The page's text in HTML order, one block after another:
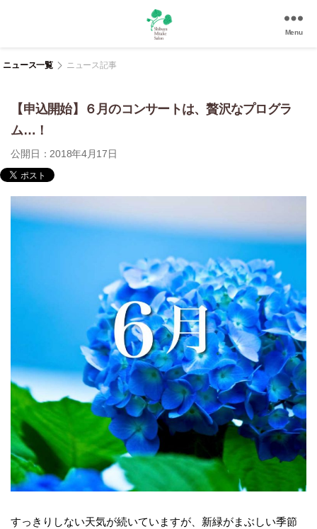
サ
徒
歩
分
の
和
風
モ
ダ
ン
な
音
楽
サ
ロ
ン
Menu
ニュース一覧 ニュース記事
【申込開始】６月のコンサートは、贅沢なプログラ
ム…！
公開日：2018年4月17日
すっきりしない天気が続いていますが、新緑がまぶしい季節